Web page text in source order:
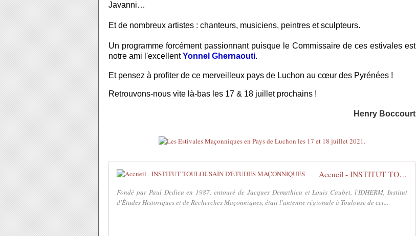
Javanni…
Et de nombreux artistes : chanteurs, musiciens, peintres et sculpteurs.
Un programme forcément passionnant puisque le Commissaire de ces estivales est
notre ami l'excellent Yonnel Ghernaouti.
Et pensez à profiter de ce merveilleux pays de Luchon au cœur des Pyrénées !
Retrouvons-nous vite là-bas les 17 & 18 juillet prochains !
Henry Boccourt
Accueil - INSTITUT TOULOUSAIN D'ÉTUDES MAÇONNIQUES
Fondé par Paul Dedieu en 1987, entouré de Jacques Demathieu et Louis Caubet, l'IDHERM, Institut
d'Études Historiques et de Recherches Maçonniques, était l'antenne régionale à Toulouse de cet...